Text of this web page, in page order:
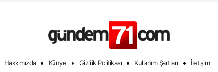
Hakkımızda • Künye • Gizlilik Politikası • Kullanım Şartları • İletişim